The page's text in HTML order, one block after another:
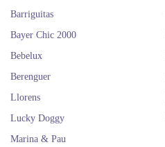
Barriguitas
Bayer Chic 2000
Bebelux
Berenguer
Llorens
Lucky Doggy
Marina & Pau